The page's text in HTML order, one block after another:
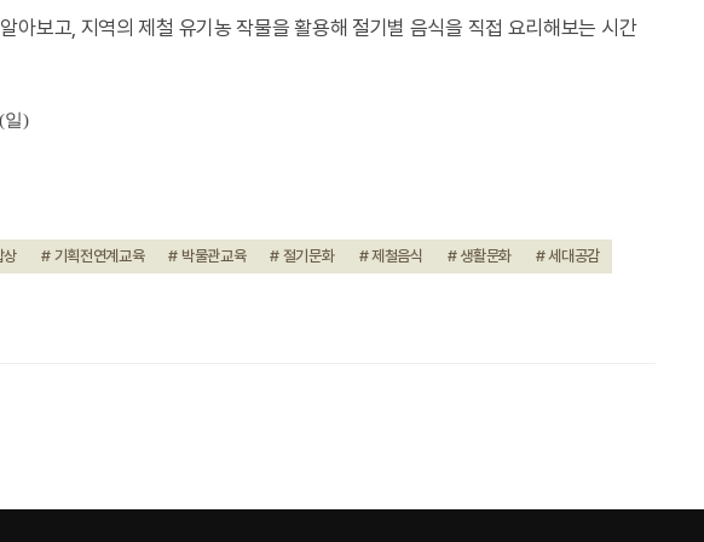
아보고, 지역의 제철 유기농 작물을 활용해 절기별 음식을 직접 요리해보는 시간
일)
상 # 기획전연계교육 # 박물관교육 # 절기문화 # 제철음식 # 생활문화
# 세대공감